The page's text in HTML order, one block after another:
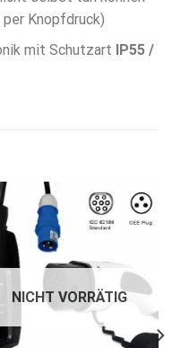
Knopfdruck)
mit Schutzart IP55 /
NICHT VORRÄTIG